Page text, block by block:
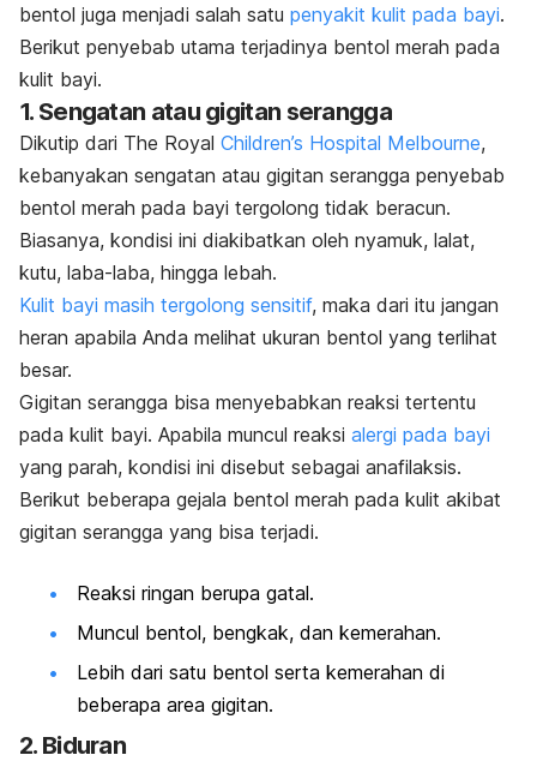
bentol juga menjadi salah satu penyakit kulit pada bayi.
Berikut penyebab utama terjadinya bentol merah pada
kulit bayi.
1. Sengatan atau gigitan serangga
Dikutip dari The Royal Children’s Hospital Melbourne,
kebanyakan sengatan atau gigitan serangga penyebab
bentol merah pada bayi tergolong tidak beracun.
Biasanya, kondisi ini diakibatkan oleh nyamuk, lalat,
kutu, laba-laba, hingga lebah.
Kulit bayi masih tergolong sensitif, maka dari itu jangan
heran apabila Anda melihat ukuran bentol yang terlihat
besar.
Gigitan serangga bisa menyebabkan reaksi tertentu
pada kulit bayi. Apabila muncul reaksi alergi pada bayi
yang parah, kondisi ini disebut sebagai anafilaksis.
Berikut beberapa gejala bentol merah pada kulit akibat
gigitan serangga yang bisa terjadi.
Reaksi ringan berupa gatal.
Muncul bentol, bengkak, dan kemerahan.
Lebih dari satu bentol serta kemerahan di
beberapa area gigitan.
2. Biduran